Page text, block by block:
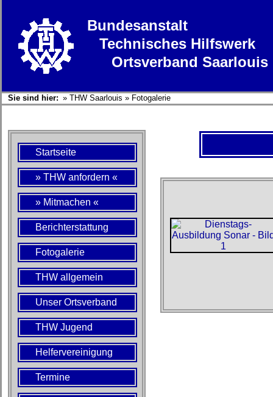
Bundesanstalt
Technisches Hilfswerk
Ortsverband Saarlouis
Sie sind hier: » THW Saarlouis » Fotogalerie
Startseite
» THW anfordern «
» Mitmachen «
Berichterstattung
Fotogalerie
THW allgemein
Unser Ortsverband
THW Jugend
Helfervereinigung
Termine